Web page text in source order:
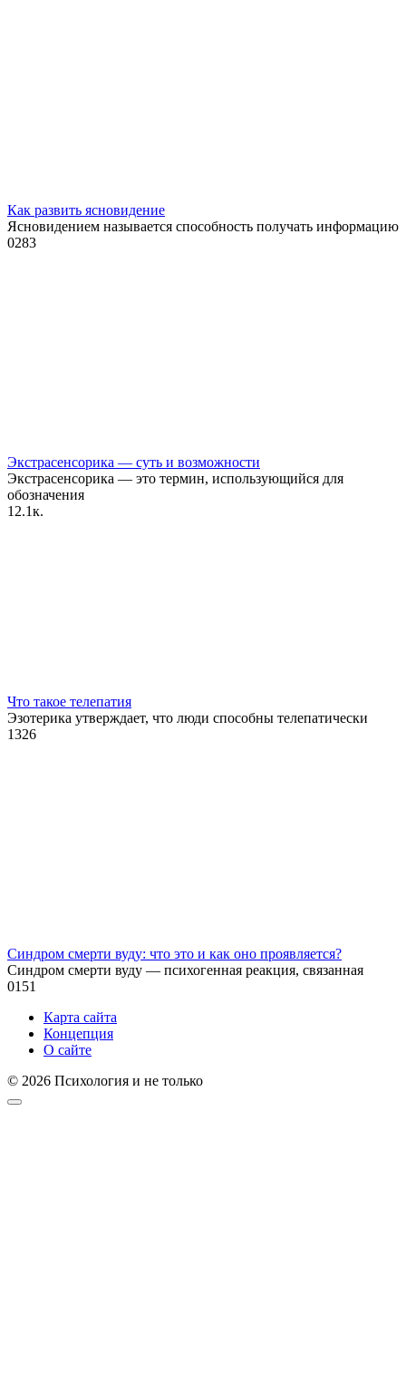
Как развить ясновидение
Ясновидением называется способность получать информацию
0283
Экстрасенсорика — суть и возможности
Экстрасенсорика — это термин, использующийся для
обозначения
1 2.1к.
Что такое телепатия
Эзотерика утверждает, что люди способны телепатически
1326
Синдром смерти вуду: что это и как оно проявляется?
Синдром смерти вуду — психогенная реакция, связанная
0151
Карта сайта
Концепция
О сайте
© 2026 Психология и не только